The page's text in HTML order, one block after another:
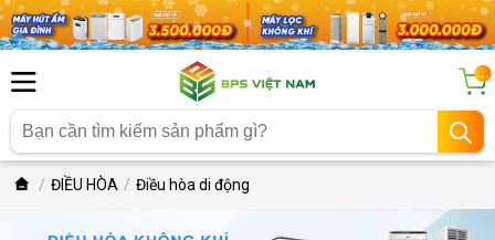
...
ĐIỀU HÒA Điều hòa di động